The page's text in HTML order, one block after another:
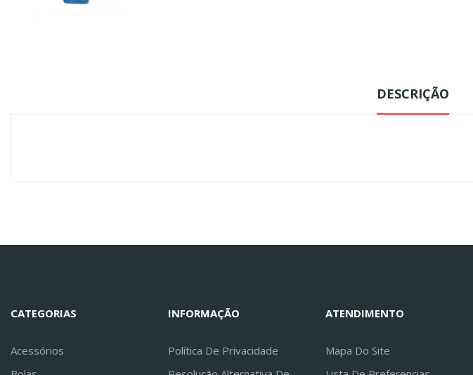
DESCRIÇÃO
CATEGORIAS
Acessórios
INFORMAÇÃO
Política De Privacidade
ATENDIMENTO
Mapa Do Site